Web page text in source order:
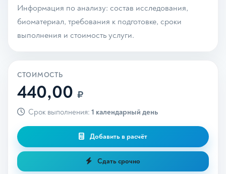
Информация по анализу: состав исследования,
биоматериал, требования к подготовке, сроки
выполнения и стоимость услуги.
СТОИМОСТЬ
440,00 ₽
Срок выполнения: 1 календарный день
Добавить в расчёт
Сдать срочно